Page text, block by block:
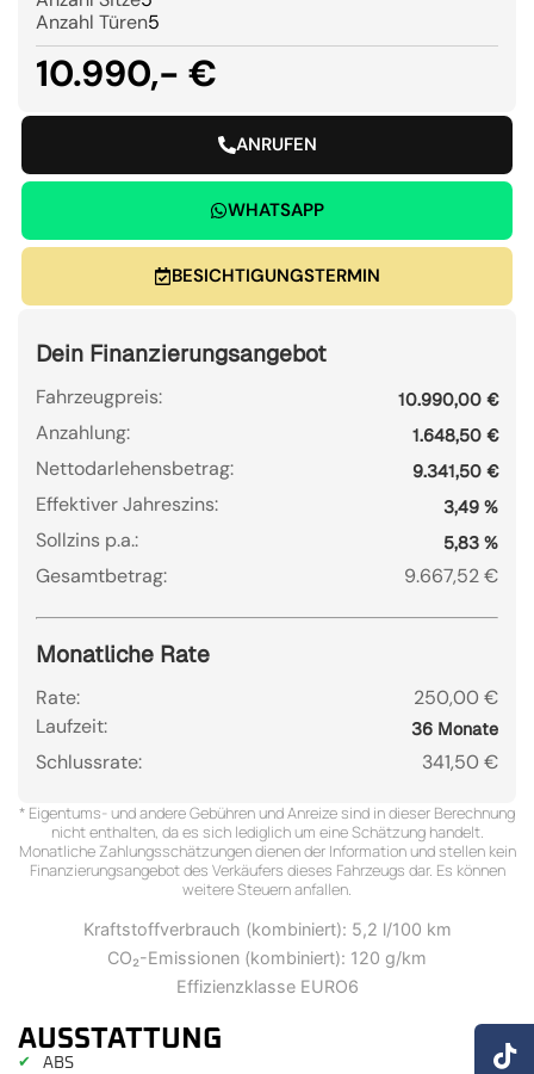
Anzahl Türen5
10.990,- €
ANRUFEN
WHATSAPP
BESICHTIGUNGSTERMIN
Dein Finanzierungsangebot
Fahrzeugpreis: 10.990,00 €
Anzahlung: 1.648,50 €
Nettodarlehensbetrag: 9.341,50 €
Effektiver Jahreszins: 3,49 %
Sollzins p.a.: 5,83 %
Gesamtbetrag: 9.667,52 €
Monatliche Rate
Rate:
250,00 €
Laufzeit:
36 Monate
Schlussrate: 341,50 €
* Eigentums- und andere Gebühren und Anreize sind in dieser Berechnung
nicht enthalten, da es sich lediglich um eine Schätzung handelt.
Monatliche Zahlungsschätzungen dienen der Information und stellen kein
Finanzierungsangebot des Verkäufers dieses Fahrzeugs dar. Es können
weitere Steuern anfallen.
Kraftstoffverbrauch (kombiniert): 5,2 l/100 km
CO₂-Emissionen (kombiniert): 120 g/km
Effizienzklasse EURO6
AUSSTATTUNG
✔ ABS